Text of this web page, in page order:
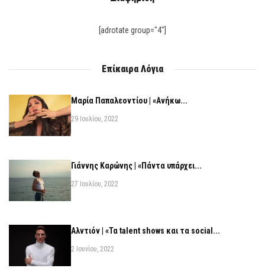
[adrotate group="4"]
Επίκαιρα Λόγια
Μαρία Παπαλεοντίου | «Ανήκω...
29 Ιουλίου, 2022
Γιάννης Καρώνης | «Πάντα υπάρχει...
27 Ιουλίου, 2022
Αλντιόν | «Τα talent shows και τα social...
2 Ιουνίου, 2022